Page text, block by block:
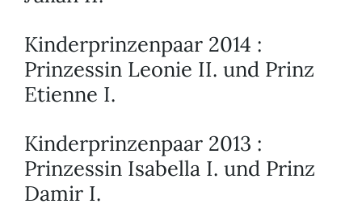
Kinderprinzenpaar 2014 :
Prinzessin Leonie II. und Prinz
Etienne I.
Kinderprinzenpaar 2013 :
Prinzessin Isabella I. und Prinz
Damir I.